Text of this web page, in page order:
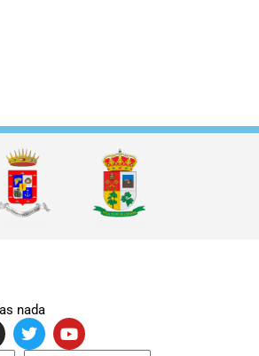
nada
T
w
Y
o